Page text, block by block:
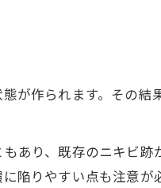
る飲酒コントロール術
が作られます。その
あり、既存のニキビ
陥りやすい点も注意が